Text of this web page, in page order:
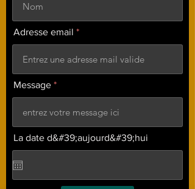
Adresse email
Message
La date d&#39;aujourd&#39;hui